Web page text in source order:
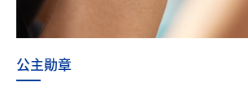
公主勛章